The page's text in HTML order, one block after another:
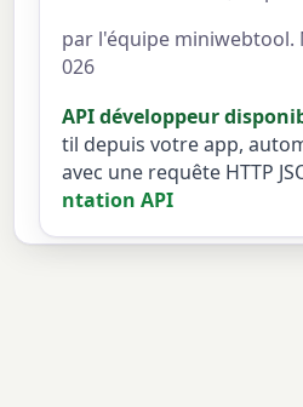
par l'équipe miniwebtool.
026
API développeur
til depuis votre app,
avec une requête HTTP
ntation API